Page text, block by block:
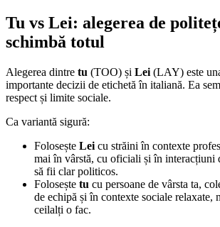
Tu vs Lei: alegerea de
schimbă totul
Alegerea dintre tu (TOO) și Lei (LAY) este
importante decizii de etichetă în italiană. Ea
respect și limite sociale.
Ca variantă sigură:
Folosește Lei cu străini în contexte
mai în vârstă, cu oficiali și în interacțiuni
să fii clar politicos.
Folosește tu cu persoane de vârsta ta,
de echipă și în contexte sociale relaxate,
ceilalți o fac.